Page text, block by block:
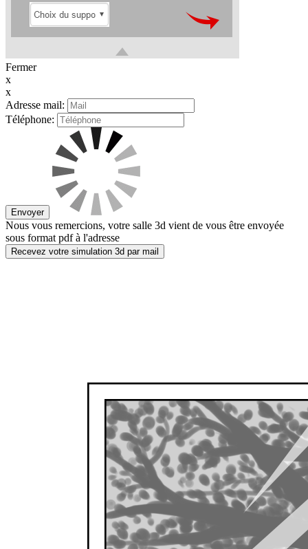
Fermer
x
x
Adresse mail:
Téléphone:
Envoyer
Nous vous remercions, votre salle 3d vient de vous être envoyée
sous format pdf à l'adresse
Recevez votre simulation 3d par mail